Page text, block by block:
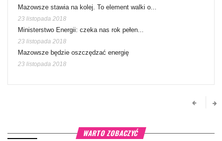
Mazowsze stawia na kolej. To element walki o...
23 listopada 2018
Ministerstwo Energii: czeka nas rok pełen...
23 listopada 2018
Mazowsze będzie oszczędzać energię
23 listopada 2018
WARTO ZOBACZYĆ